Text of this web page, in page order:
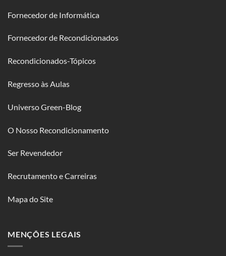
Fornecedor de Informática
Fornecedor de Recondicionados
Recondicionados-Tópicos
Regresso às Aulas
Universo Green-Blog
O Nosso Recondicionamento
Ser Revendedor
Recrutamento e Carreiras
Mapa do Site
MENÇÕES LEGAIS